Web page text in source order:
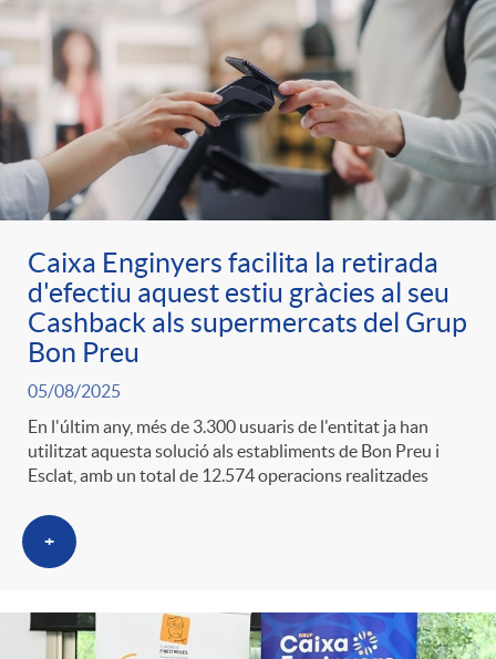
Caixa Enginyers facilita la retirada
d'efectiu aquest estiu gràcies al seu
Cashback als supermercats del Grup
Bon Preu
05/08/2025
En l'últim any, més de 3.300 usuaris de l'entitat ja han
utilitzat aquesta solució als establiments de Bon Preu i
Esclat, amb un total de 12.574 operacions realitzades
+